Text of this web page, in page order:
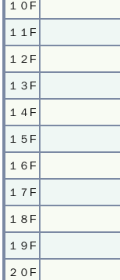
１０F
１１F
１２F
１３F
１４F
１５F
１６F
１７F
１８F
１９F
２０F